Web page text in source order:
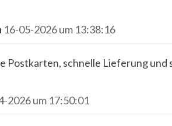
16-05-2026 um 13:38:16
Postkarten, schnelle Lieferung
2026 um 17:50:01